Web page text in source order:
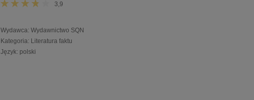
3,9
Wydawca: Wydawnictwo SQN
Kategoria: Literatura faktu
Język: polski